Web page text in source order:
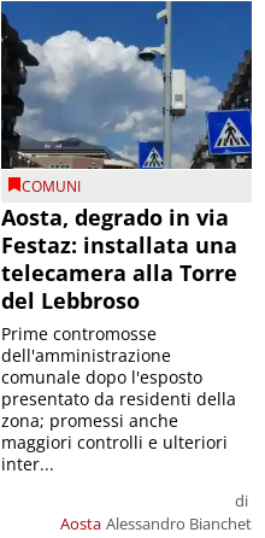
COMUNI
Aosta, degrado in via
Festaz: installata una
telecamera alla Torre
del Lebbroso
Aosta
di
Alessandro Bianchet
Prime contromosse
dell'amministrazione
comunale dopo l'esposto
presentato da residenti della
zona; promessi anche
maggiori controlli e ulteriori
inter...